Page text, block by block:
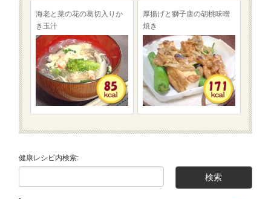
海老と菜の花の葛切入りか
き玉汁
厚揚げと獅子唐の胡桃味噌
焼き
健康レシピ内検索: